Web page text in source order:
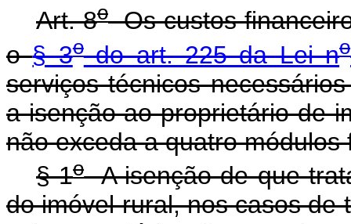
Art. 8oOs custos
o§ 3odo art. 225 da Lei no
serviços técnicos
a isenção ao proprietário de
não exceda a quatro módulos
§ 1oA isenção de que
do imóvel rural, nos casos de